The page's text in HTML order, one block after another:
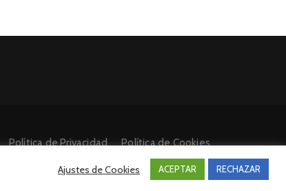
Política de Privacidad
Política de Cookies
Ajustes de Cookies ACEPTAR RECHAZAR